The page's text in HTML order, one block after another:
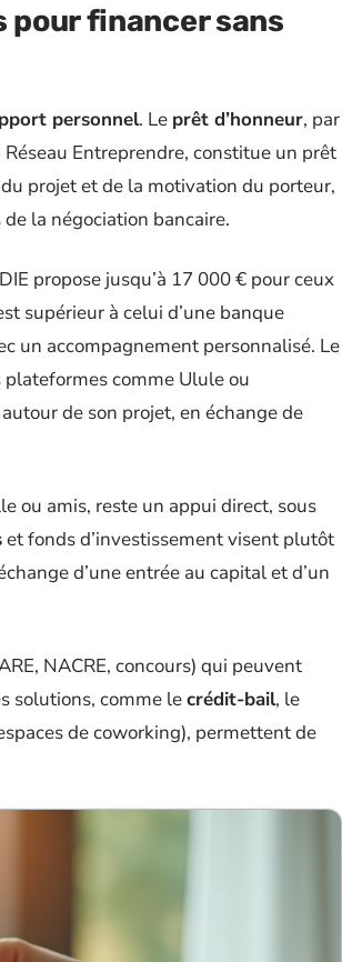
pour financer sans
personnel. Le prêt d’honneur, par
Entreprendre, constitue un prêt
projet et de la motivation du porteur,
la négociation bancaire.
propose jusqu’à 17 000 € pour ceux
supérieur à celui d’une banque
un accompagnement personnalisé. Le
plateformes comme Ulule ou
de son projet, en échange de
ou amis, reste un appui direct, sous
et fonds d’investissement visent plutôt
d’une entrée au capital et d’un
NACRE, concours) qui peuvent
solutions, comme lecrédit-bail, le
de coworking), permettent de